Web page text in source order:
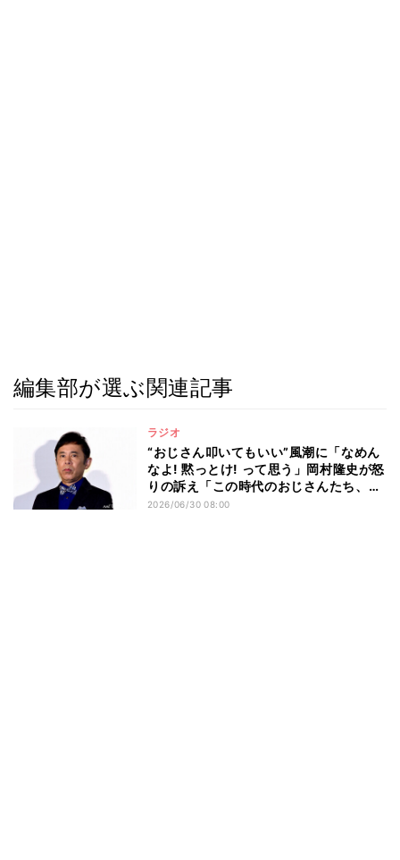
編集部が選ぶ関連記事
ラジオ
“おじさん叩いてもいい”風潮に「なめん
なよ! 黙っとけ! って思う」岡村隆史が怒
りの訴え「この時代のおじさんたち、ホ
ンマにかわいそう」
2026/06/30 08:00